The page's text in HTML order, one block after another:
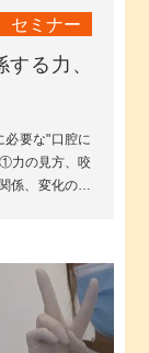
セミナー
る力、
必要な"口腔に
力の見方、咬
係、変化の見